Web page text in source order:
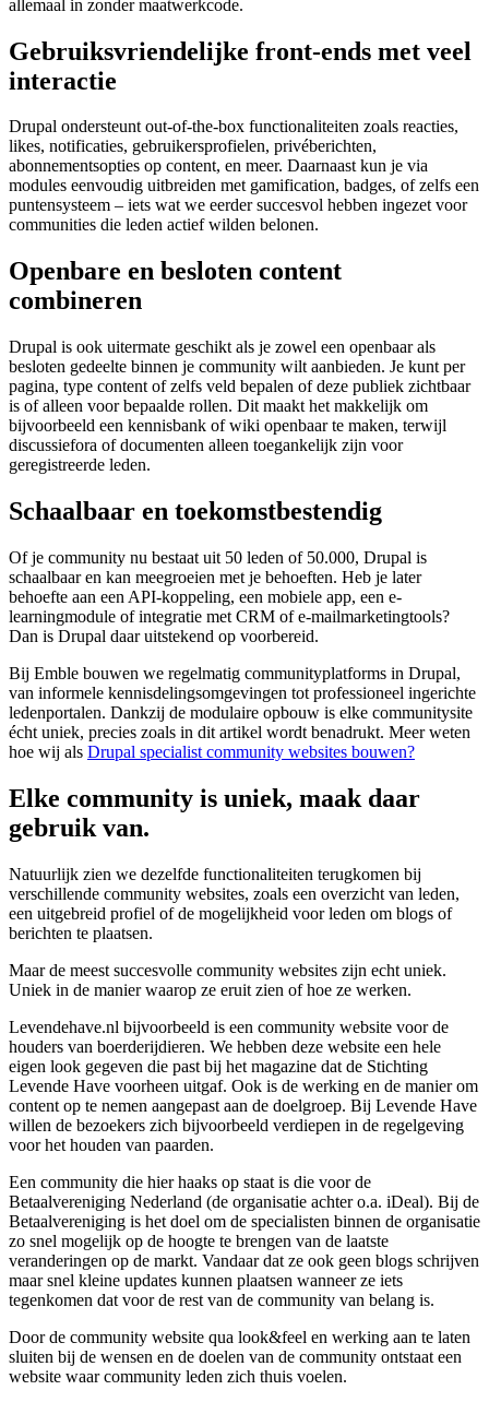
allemaal in zonder maatwerkcode.
Gebruiksvriendelijke front-ends met veel
interactie
Drupal ondersteunt out-of-the-box functionaliteiten zoals reacties,
likes, notificaties, gebruikersprofielen, privéberichten,
abonnementsopties op content, en meer. Daarnaast kun je via
modules eenvoudig uitbreiden met gamification, badges, of zelfs een
puntensysteem – iets wat we eerder succesvol hebben ingezet voor
communities die leden actief wilden belonen.
Openbare en besloten content
combineren
Drupal is ook uitermate geschikt als je zowel een openbaar als
besloten gedeelte binnen je community wilt aanbieden. Je kunt per
pagina, type content of zelfs veld bepalen of deze publiek zichtbaar
is of alleen voor bepaalde rollen. Dit maakt het makkelijk om
bijvoorbeeld een kennisbank of wiki openbaar te maken, terwijl
discussiefora of documenten alleen toegankelijk zijn voor
geregistreerde leden.
Schaalbaar en toekomstbestendig
Of je community nu bestaat uit 50 leden of 50.000, Drupal is
schaalbaar en kan meegroeien met je behoeften. Heb je later
behoefte aan een API-koppeling, een mobiele app, een e-
learningmodule of integratie met CRM of e-mailmarketingtools?
Dan is Drupal daar uitstekend op voorbereid.
Bij Emble bouwen we regelmatig communityplatforms in Drupal,
van informele kennisdelingsomgevingen tot professioneel ingerichte
ledenportalen. Dankzij de modulaire opbouw is elke communitysite
écht uniek, precies zoals in dit artikel wordt benadrukt. Meer weten
hoe wij als Drupal specialist community websites bouwen?
Elke community is uniek, maak daar
gebruik van.
Natuurlijk zien we dezelfde functionaliteiten terugkomen bij
verschillende community websites, zoals een overzicht van leden,
een uitgebreid profiel of de mogelijkheid voor leden om blogs of
berichten te plaatsen.
Maar de meest succesvolle community websites zijn echt uniek.
Uniek in de manier waarop ze eruit zien of hoe ze werken.
Levendehave.nl bijvoorbeeld is een community website voor de
houders van boerderijdieren. We hebben deze website een hele
eigen look gegeven die past bij het magazine dat de Stichting
Levende Have voorheen uitgaf. Ook is de werking en de manier om
content op te nemen aangepast aan de doelgroep. Bij Levende Have
willen de bezoekers zich bijvoorbeeld verdiepen in de regelgeving
voor het houden van paarden.
Een community die hier haaks op staat is die voor de
Betaalvereniging Nederland (de organisatie achter o.a. iDeal). Bij de
Betaalvereniging is het doel om de specialisten binnen de organisatie
zo snel mogelijk op de hoogte te brengen van de laatste
veranderingen op de markt. Vandaar dat ze ook geen blogs schrijven
maar snel kleine updates kunnen plaatsen wanneer ze iets
tegenkomen dat voor de rest van de community van belang is.
Door de community website qua look&feel en werking aan te laten
sluiten bij de wensen en de doelen van de community ontstaat een
website waar community leden zich thuis voelen.